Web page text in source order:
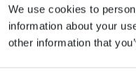
We use cookies to
information about your
other information that
& Filter)
Accessoires